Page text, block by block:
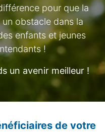
pour que la
obstacle dans la
enfants et jeunes
!
un avenir meilleur !
de votre